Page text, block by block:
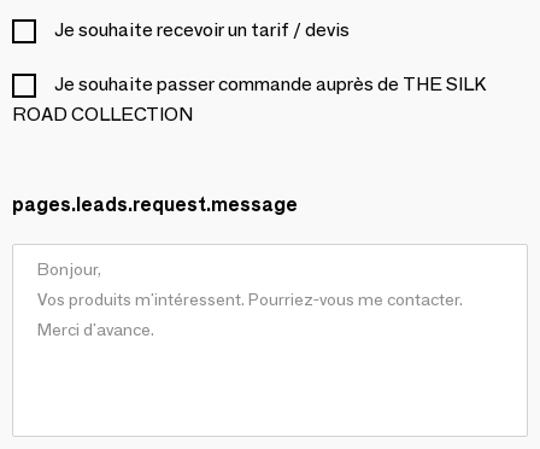
Je souhaite recevoir un tarif / devis
Je souhaite passer commande auprès de THE SILK
ROAD COLLECTION
pages.leads.request.message